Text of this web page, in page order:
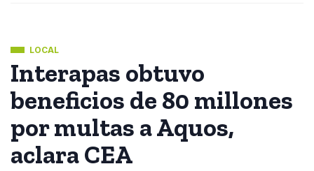
LOCAL
Interapas obtuvo
beneficios de 80 millones
por multas a Aquos,
aclara CEA